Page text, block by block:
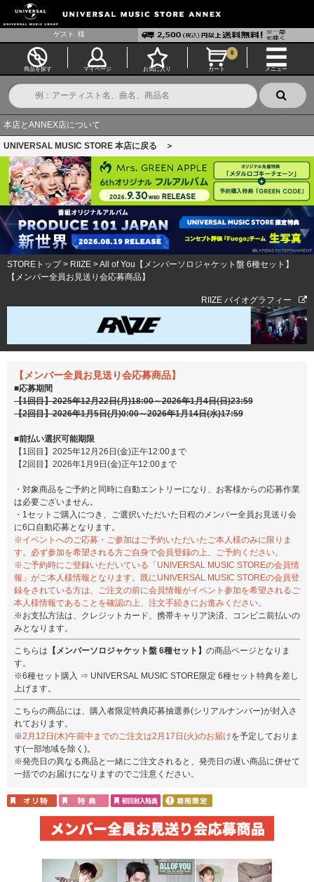
ゲスト 様
商品を探す マイページ お気に入り カート
0
メニュー
本店とANNEX店について
UNIVERSAL MUSIC STORE 本店に戻る ＞
STOREトップ> RIIZE >All of You【メンバーソロジャケット盤 6種セット】
【メンバー全員お見送り会応募商品】
RIIZE バイオグラフィー
【メンバー全員お見送り会応募商品】
■応募期間
【1回目】2025年12月22日(月)18:00～2026年1月4日(日)23:59
【2回目】2026年1月5日(月)0:00～2026年1月14日(水)17:59
■前払い選択可能期限
【1回目】2025年12月26日(金)正午12:00まで
【2回目】2026年1月9日(金)正午12:00まで
・対象商品をご予約と同時に自動エントリーになり、お客様からの応募作業
は必要ございません。
・1セットご購入につき、ご選択いただいた日程のメンバー全員お見送り会
に6口自動応募となります。
※イベントへのご応募・ご参加はご予約いただいたご本人様のみに限りま
す。必ず参加を希望される方ご自身で会員登録の上、ご予約ください。
※ご予約時にご登録いただいている「UNIVERSAL MUSIC STOREの会員情
報」がご本人様情報となります。既にUNIVERSAL MUSIC STOREの会員登
録をされている方は、ご注文の前に会員情報がイベント参加を希望されるご
本人様情報であることを確認の上、注文手続きにお進みください。
※お支払方法は、クレジットカード、携帯キャリア決済、コンビニ前払いの
みとなります。
こちらは 【メンバーソロジャケット盤 6種セット】 の商品ページとなりま
す。
※6種セット購入 ⇒ UNIVERSAL MUSIC STORE限定 6種セット特典を差し
上げます。
こちらの商品には、購入者限定特典応募抽選券(シリアルナンバー)が封入さ
れております。
※2月12日(木)午前中までのご注文は2月17日(火)のお届けを予定しておりま
す(一部地域を除く)。
※発売日の異なる商品と一緒にご注文されると、発売日の遅い商品に併せて
一括でのお届けになりますのでご注意ください。